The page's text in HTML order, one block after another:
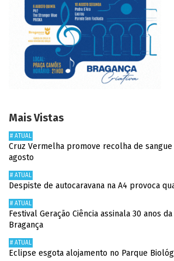
Mais Vistas
# ATUAL
Cruz Vermelha promove recolha de sangue
agosto
# ATUAL
Despiste de autocaravana na A4 provoca
# ATUAL
Festival Geração Ciência assinala 30 anos
Bragança
# ATUAL
Eclipse esgota alojamento no Parque